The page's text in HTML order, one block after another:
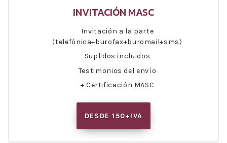
INVITACIÓN MASC
Invitación a la parte
(telefónica+burofax+buromail+sms)
Suplidos incluidos
Testimonios del envío
+ Certificación MASC
DESDE 150+IVA